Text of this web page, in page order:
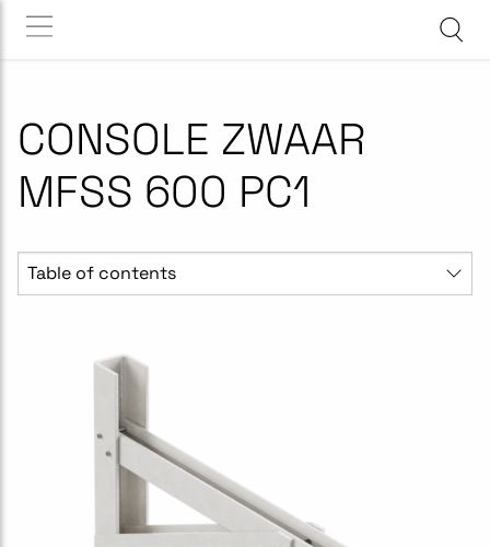
CONSOLE ZWAAR
MFSS 600 PC1
Table of contents